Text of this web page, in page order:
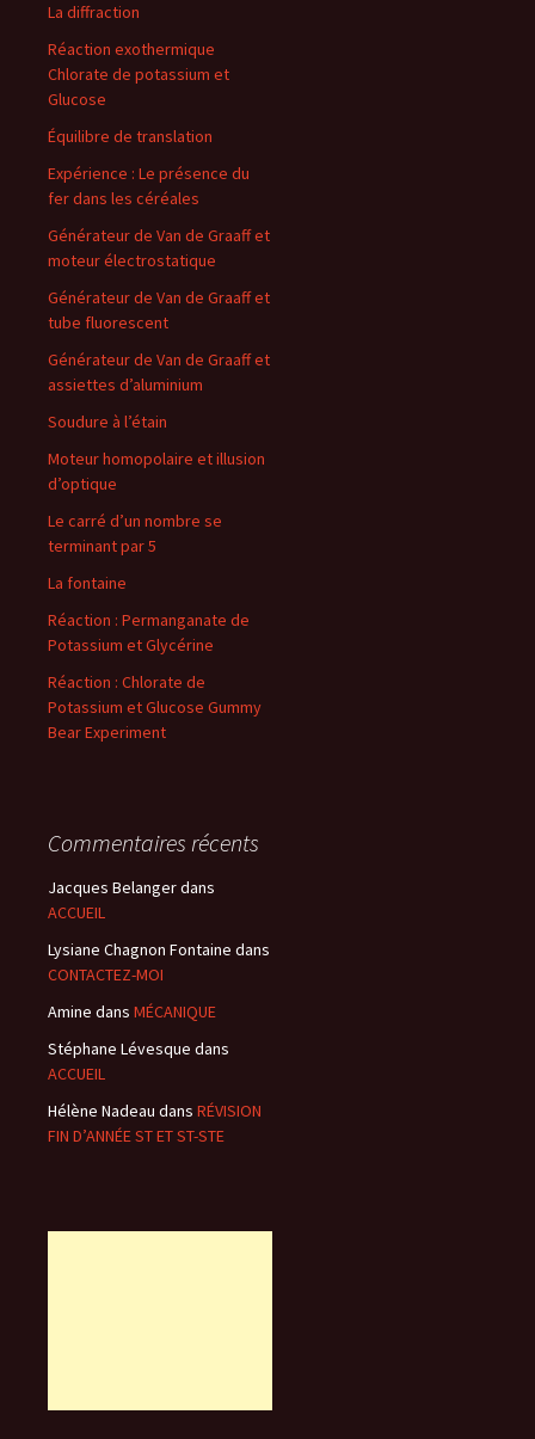
La diffraction
Réaction exothermique
Chlorate de potassium et
Glucose
Équilibre de translation
Expérience : Le présence du
fer dans les céréales
Générateur de Van de Graaff et
moteur électrostatique
Générateur de Van de Graaff et
tube fluorescent
Générateur de Van de Graaff et
assiettes d’aluminium
Soudure à l’étain
Moteur homopolaire et illusion
d’optique
Le carré d’un nombre se
terminant par 5
La fontaine
Réaction : Permanganate de
Potassium et Glycérine
Réaction : Chlorate de
Potassium et Glucose Gummy
Bear Experiment
Commentaires récents
Jacques Belangerdans
ACCUEIL
Lysiane Chagnon Fontaine dans
CONTACTEZ-MOI
Amine dans MÉCANIQUE
Stéphane Lévesque dans
ACCUEIL
Hélène Nadeau dans RÉVISION
FIN D’ANNÉE ST ET ST-STE